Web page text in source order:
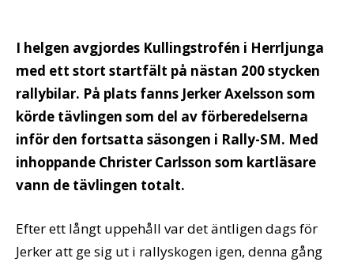
I helgen avgjordes Kullingstrofén i Herrljunga
med ett stort startfält på nästan 200 stycken
rallybilar. På plats fanns Jerker Axelsson som
körde tävlingen som del av förberedelserna
inför den fortsatta säsongen i Rally-SM. Med
inhoppande Christer Carlsson som kartläsare
vann de tävlingen totalt.
Efter ett långt uppehåll var det äntligen dags för
Jerker att ge sig ut i rallyskogen igen, denna gång